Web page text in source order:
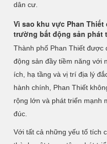
dân cư.
Vì sao khu vực Phan
trường bất động sản phát
Thành phố Phan Thiết được
động sản đầy tiềm năng với
ích, hạ tầng và vị trí địa lý
hành chính, Phan Thiết
rộng lớn và phát triển mạnh
đúc.
Với tất cả những yếu tố tích